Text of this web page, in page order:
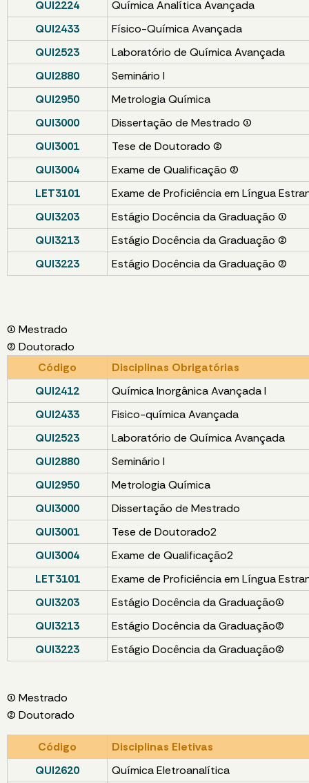
QUI2224
Química Analítica Avançada
QUI2433
Físico-Química Avançada
QUI2523
Laboratório de Química Avançada
QUI2880
Seminário I
QUI2950
Metrologia Química
QUI3000
Dissertação de Mestrado (1)
QUI3001
Tese de Doutorado (2)
QUI3004
Exame de Qualificação (2)
LET3101
Exame de Proficiência em Língua
QUI3203
Estágio Docência da Graduação (1)
QUI3213
Estágio Docência da Graduação (2)
QUI3223
Estágio Docência da Graduação (2)
(1) Mestrado
(2) Doutorado
Código
Disciplinas Obrigatórias
QUI2412
Química Inorgânica Avançada I
QUI2433
Fisico-química Avançada
QUI2523
Laboratório de Química Avançada
QUI2880
Seminário I
QUI2950
Metrologia Química
QUI3000
Dissertação de Mestrado
QUI3001
Tese de Doutorado2
QUI3004
Exame de Qualificação2
LET3101
Exame de Proficiência em Língua
QUI3203
Estágio Docência da Graduação(1)
QUI3213
Estágio Docência da Graduação(2)
QUI3223
Estágio Docência da Graduação(2)
(1) Mestrado
(2) Doutorado
Código
Disciplinas Eletivas
QUI2620
Química Eletroanalítica